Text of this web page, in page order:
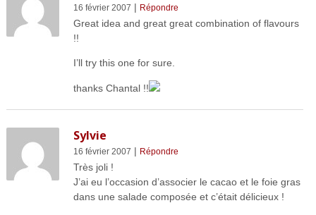
16 février 2007 | Répondre
Great idea and great great combination of flavours
!!
I’ll try this one for sure.
thanks Chantal !!
Sylvie
16 février 2007 | Répondre
Très joli !
J’ai eu l’occasion d’associer le cacao et le foie gras
dans une salade composée et c’était délicieux !